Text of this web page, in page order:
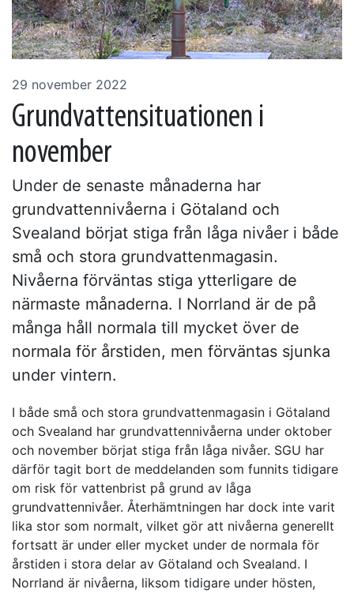
29 november 2022
Grundvattensituationen i
november
Under de senaste månaderna har
grundvattennivåerna i Götaland och
Svealand börjat stiga från låga nivåer i både
små och stora grundvattenmagasin.
Nivåerna förväntas stiga ytterligare de
närmaste månaderna. I Norrland är de på
många håll normala till mycket över de
normala för årstiden, men förväntas sjunka
under vintern.
I både små och stora grundvattenmagasin i Götaland
och Svealand har grundvattennivåerna under oktober
och november börjat stiga från låga nivåer. SGU har
därför tagit bort de meddelanden som funnits tidigare
om risk för vattenbrist på grund av låga
grundvattennivåer. Återhämtningen har dock inte varit
lika stor som normalt, vilket gör att nivåerna generellt
fortsatt är under eller mycket under de normala för
årstiden i stora delar av Götaland och Svealand. I
Norrland är nivåerna, liksom tidigare under hösten,